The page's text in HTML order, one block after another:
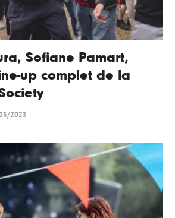
Sofiane Pamart,
up complet de la
2023